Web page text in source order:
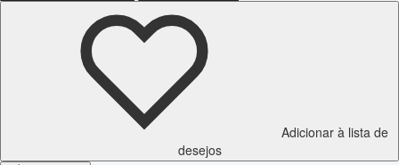
Adicionar à lista de
desejos